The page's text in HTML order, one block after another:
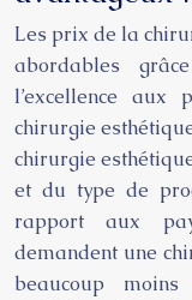
Les prix de la
abordables
l’excellence
chirurgie
chirurgie
et du type de
rapport aux
demandent une
beaucoup